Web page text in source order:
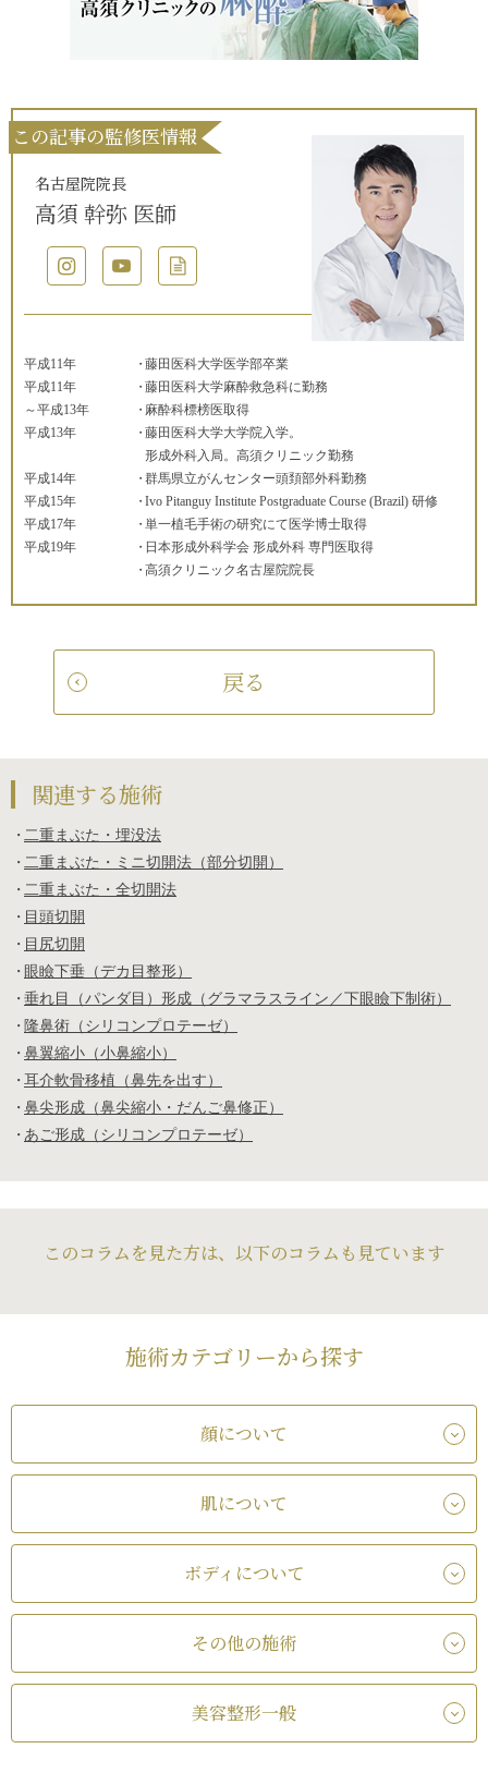
この記事の監修医情報
名古屋院院長
高須 幹弥 医師
平成11年
藤田医科大学医学部卒業
平成11年
～平成13年
藤田医科大学麻酔救急科に勤務
麻酔科標榜医取得
平成13年
藤田医科大学大学院入学。
形成外科入局。高須クリニック勤務
平成14年
群馬県立がんセンター頭頚部外科勤務
平成15年
Ivo Pitanguy Institute Postgraduate Course (Brazil) 研修
平成17年
単一植毛手術の研究にて医学博士取得
平成19年
日本形成外科学会 形成外科 専門医取得
高須クリニック名古屋院院長
戻る
関連する施術
二重まぶた・埋没法
二重まぶた・ミニ切開法（部分切開）
二重まぶた・全切開法
目頭切開
目尻切開
眼瞼下垂（デカ目整形）
垂れ目（パンダ目）形成（グラマラスライン／下眼瞼下制術）
隆鼻術（シリコンプロテーゼ）
鼻翼縮小（小鼻縮小）
耳介軟骨移植（鼻先を出す）
鼻尖形成（鼻尖縮小・だんご鼻修正）
あご形成（シリコンプロテーゼ）
このコラムを見た方は、以下のコラムも見ています
施術カテゴリーから探す
顔について
肌について
ボディについて
その他の施術
美容整形一般